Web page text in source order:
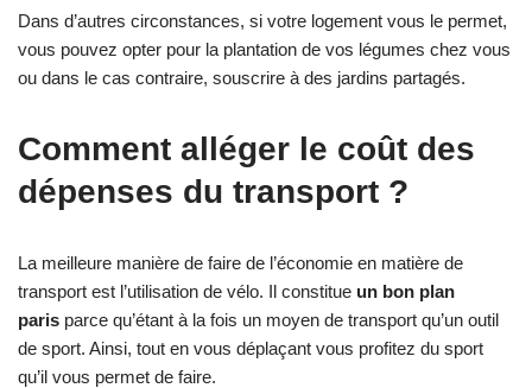
Dans d’autres circonstances, si votre logement vous le permet,
vous pouvez opter pour la plantation de vos légumes chez vous
ou dans le cas contraire, souscrire à des jardins partagés.
Comment alléger le coût des
dépenses du transport ?
La meilleure manière de faire de l’économie en matière de
transport est l’utilisation de vélo. Il constitue un bon plan
paris parce qu’étant à la fois un moyen de transport qu’un outil
de sport. Ainsi, tout en vous déplaçant vous profitez du sport
qu’il vous permet de faire.